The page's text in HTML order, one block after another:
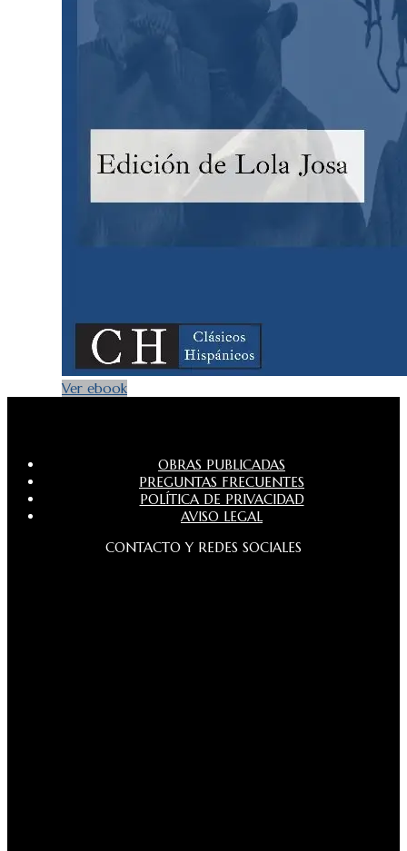
Ver ebook
OBRAS PUBLICADAS
PREGUNTAS FRECUENTES
POLÍTICA DE PRIVACIDAD
AVISO LEGAL
CONTACTO Y REDES SOCIALES